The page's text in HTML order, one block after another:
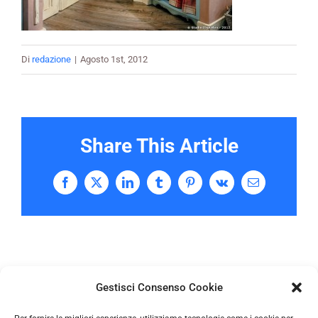
Gestisci Consenso Cookie
Di redazione | Agosto 1st, 2012
Share This Article
Facebook
X LinkedInTumblrPinterestVk Email